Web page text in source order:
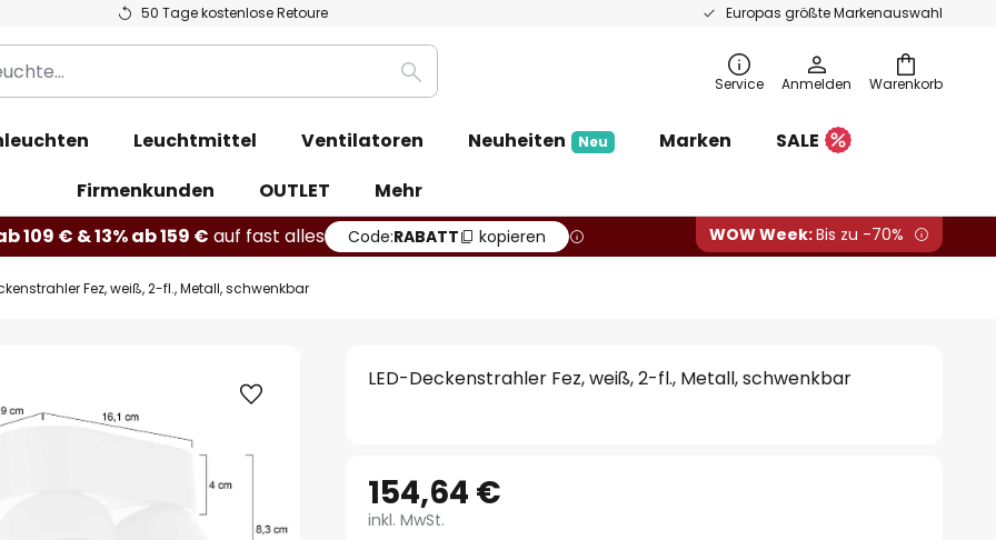
50 Tage kostenlose Retoure Europas größte Markenauswahl
Warenkorb
Suche Service Anmelden
Leuchtmittel Ventilatoren Neuheiten Neu Marken
SALE
Firmenkunden
OUTLET
Mehr
109 € & 13% ab 159 € auf fast alles Code:RABATT kopieren WOW Week:Bis zu -70%
Fez, weiß, 2-fl., Metall, schwenkbar
LED-Deckenstrahler Fez, weiß, 2-fl., Metall, schwenkbar
154,64 €
inkl. MwSt.